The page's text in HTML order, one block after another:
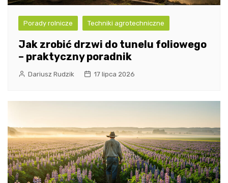
Porady rolnicze Techniki agrotechniczne
Jak zrobić drzwi do tunelu foliowego
– praktyczny poradnik
Dariusz Rudzik 17 lipca 2026